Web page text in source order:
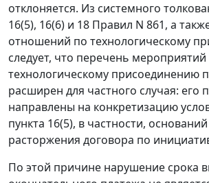
отклоняется. Из системного
16(5), 16(6) и 18 Правил N 861, а
отношений по технологическому
следует, что перечень мероприятий
технологическому присоединению
расширен для частного случая: его
направлены на конкретизацию
пункта 16(5), в частности,
расторжения договора по
По этой причине нарушение срока